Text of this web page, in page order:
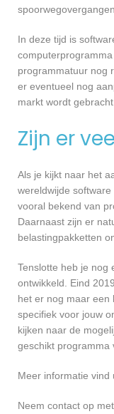
In deze tijd is
programmatuur nog
er eventueel nog
markt wordt
Zijn er
Als je kijkt naar het
wereldwijde
vooral bekend van
Daarnaast zijn er
belastingpakketten
Tenslotte heb je nog
ontwikkeld. Eind
het er nog maar een
specifiek voor jouw
kijken naar de
geschikt programma
Meer informatie vind
Neem contact op